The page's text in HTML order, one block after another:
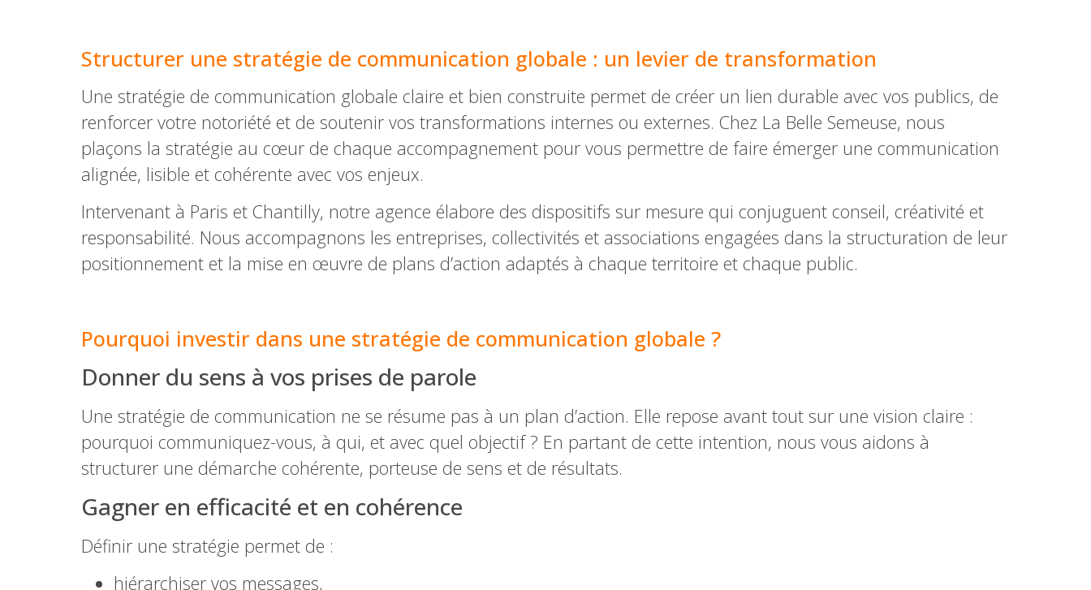
Structurer une stratégie de communication globale : un levier de transformation
Une stratégie de communication globale claire et bien construite permet de créer un lien durable avec vos publics, de
renforcer votre notoriété et de soutenir vos transformations internes ou externes. Chez La Belle Semeuse, nous
plaçons la stratégie au cœur de chaque accompagnement pour vous permettre de faire émerger une communication
alignée, lisible et cohérente avec vos enjeux.
Intervenant à Paris et Chantilly, notre agence élabore des dispositifs sur mesure qui conjuguent conseil, créativité et
responsabilité. Nous accompagnons les entreprises, collectivités et associations engagées dans la structuration de leur
positionnement et la mise en œuvre de plans d’action adaptés à chaque territoire et chaque public.
Pourquoi investir dans une stratégie de communication globale ?
Donner du sens à vos prises de parole
Une stratégie de communication ne se résume pas à un plan d’action. Elle repose avant tout sur une vision claire :
pourquoi communiquez-vous, à qui, et avec quel objectif ? En partant de cette intention, nous vous aidons à
structurer une démarche cohérente, porteuse de sens et de résultats.
Gagner en efficacité et en cohérence
Définir une stratégie permet de :
hiérarchiser vos messages,